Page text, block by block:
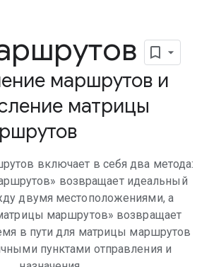
маршрутов и
матрицы
включает в себя два метода:
возвращает идеальный
двумя местоположениями, а
маршрутов» возвращает
в пути для матрицы маршрутов
пунктами отправления и